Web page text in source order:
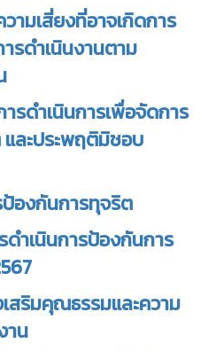
วามเสี่ยงที่อาจเกิดการ
รดำเนินงานตาม
รดำเนินการเพื่อจัดการ
ละประพฤติมิชอบ
องกันการทุจริต
ำเนินการป้องกันการ
สริมคุณธรรมและความ
าน